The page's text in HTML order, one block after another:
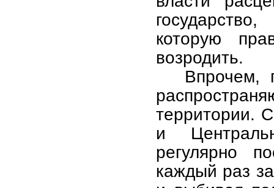
которую
возродить.
Впрочем,
территории.
и
регулярно
каждый раз